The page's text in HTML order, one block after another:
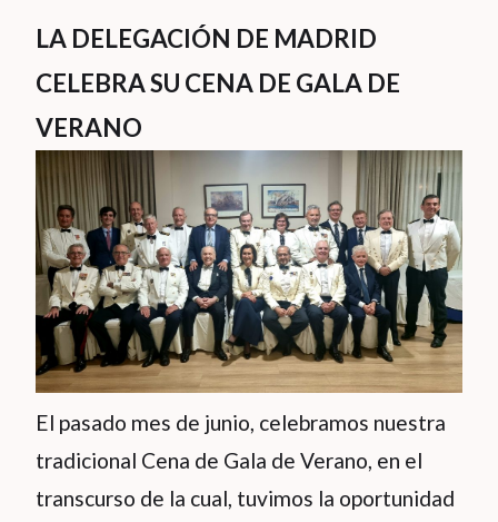
LA DELEGACIÓN DE MADRID
CELEBRA SU CENA DE GALA DE
VERANO
El pasado mes de junio, celebramos nuestra
tradicional Cena de Gala de Verano, en el
transcurso de la cual, tuvimos la oportunidad